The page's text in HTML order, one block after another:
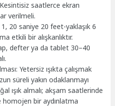
saatlerce ekran
verilmeli.
20 saniye 20 feet-yaklaşık 6
etkili bir alışkanlıktır.
defter ya da tablet 30–40
Yetersiz ışıkta çalışmak
süreli yakın odaklanmayı
ışık almalı; akşam saatlerinde
bir aydınlatma